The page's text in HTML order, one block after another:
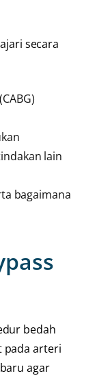
secara
lain
bagaimana
bedah
pada arteri
agar